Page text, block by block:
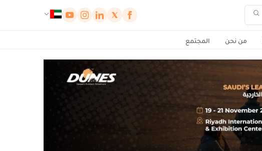
من نحن المجتمع
لوحة إدارة ملفات تعريف الارتباط